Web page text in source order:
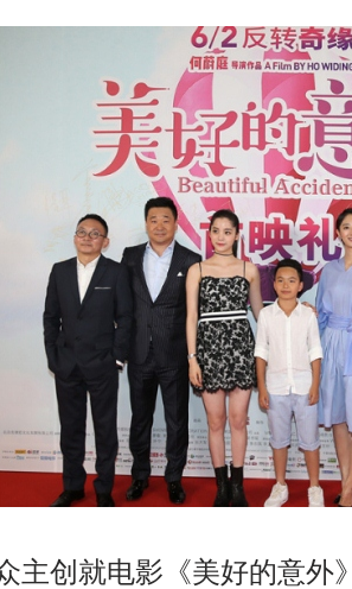
创就电影《美好的意外